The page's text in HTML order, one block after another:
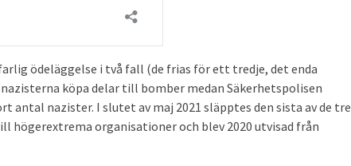
ödeläggelse i två fall (de frias för ett tredje, det enda
köpa delar till bomber medan Säkerhetspolisen
nazister. I slutet av maj 2021 släpptes den sista av de tre
organisationer och blev 2020 utvisad från